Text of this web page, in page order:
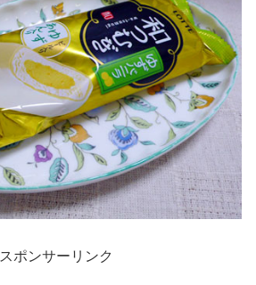
スポンサーリンク